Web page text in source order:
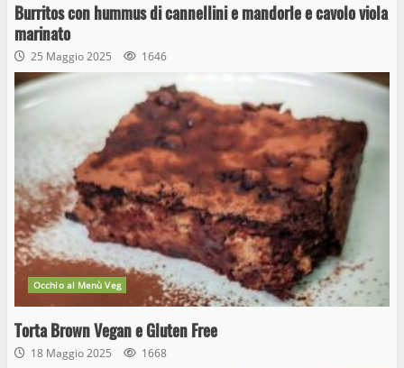
Burritos con hummus di cannellini e mandorle e cavolo viola
marinato
25 Maggio 2025 1646
Occhio al Menù Veg
Torta Brown Vegan e Gluten Free
18 Maggio 2025 1668